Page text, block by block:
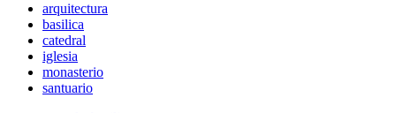
arquitectura
basilica
catedral
iglesia
monasterio
santuario